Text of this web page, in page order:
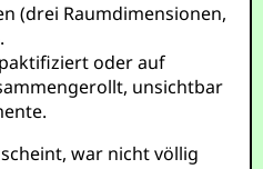
(drei Raumdimensionen,
oder auf
unsichtbar
war nicht völlig